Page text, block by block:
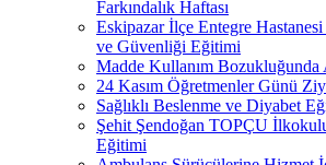
Farkındalık Haftası
Eskipazar İlçe Entegre Hastanesi
ve Güvenliği Eğitimi
Madde Kullanım Bozukluğunda
24 Kasım Öğretmenler Günü
Sağlıklı Beslenme ve Diyabet
Şehit Şendoğan TOPÇU
Eğitimi